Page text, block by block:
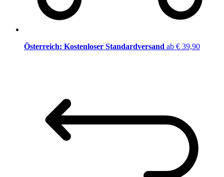
Österreich: Kostenloser Standardversand ab € 39,90